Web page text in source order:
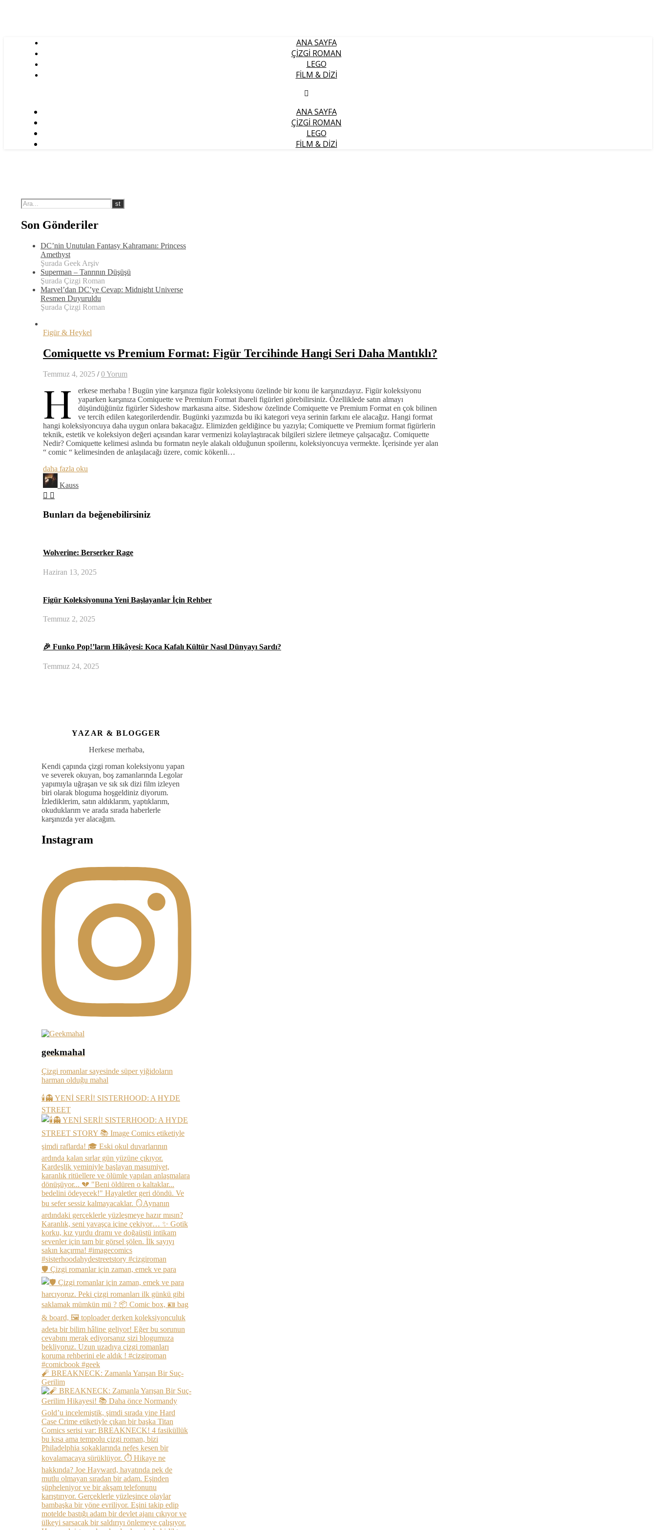
ANA SAYFA
ÇIZGI ROMAN
LEGO
FILM & DIZI
ANA SAYFA
ÇIZGI ROMAN
LEGO
FILM & DIZI
Son Gönderiler
DC’nin Unutulan Fantasy Kahramanı: Princess
Amethyst
Şurada Geek Arşiv
Superman – Tanrının Düşüşü
Şurada Çizgi Roman
Marvel’dan DC’ye Cevap: Midnight Universe
Resmen Duyuruldu
Şurada Çizgi Roman
Figür & Heykel
Comiquette vs Premium Format: Figür Tercihinde Hangi Seri Daha Mantıklı?
Temmuz 4, 2025 / 0 Yorum
H
erkese merhaba ! Bugün yine karşınıza figür koleksiyonu özelinde bir konu ile karşınızdayız. Figür koleksiyonu
yaparken karşınıza Comiquette ve Premium Format ibareli figürleri görebilirsiniz. Özelliklede satın almayı
düşündüğünüz figürler Sideshow markasına aitse. Sideshow özelinde Comiquette ve Premium Format en çok bilinen
ve tercih edilen kategorilerdendir. Bugünki yazımızda bu iki kategori veya serinin farkını ele alacağız. Hangi format
hangi koleksiyoncuya daha uygun onlara bakacağız. Elimizden geldiğince bu yazıyla; Comiquette ve Premium format figürlerin
teknik, estetik ve koleksiyon değeri açısından karar vermenizi kolaylaştıracak bilgileri sizlere iletmeye çalışacağız. Comiquette
Nedir? Comiquette kelimesi aslında bu formatın neyle alakalı olduğunun spoilerını, koleksiyoncuya vermekte. İçerisinde yer alan
“ comic “ kelimesinden de anlaşılacağı üzere, comic kökenli…
daha fazla oku
Kauss
Bunları da beğenebilirsiniz
Wolverine: Berserker Rage
Haziran 13, 2025
Figür Koleksiyonuna Yeni Başlayanlar İçin Rehber
Temmuz 2, 2025
🎉 Funko Pop!’ların Hikâyesi: Koca Kafalı Kültür Nasıl Dünyayı Sardı?
Temmuz 24, 2025
YAZAR & BLOGGER
Herkese merhaba,
Kendi çapında çizgi roman koleksiyonu yapan
ve severek okuyan, boş zamanlarında Legolar
yapımıyla uğraşan ve sık sık dizi film izleyen
biri olarak bloguma hoşgeldiniz diyorum.
İzlediklerim, satın aldıklarım, yaptıklarım,
okuduklarım ve arada sırada haberlerle
karşınızda yer alacağım.
Instagram
geekmahal
Çizgi romanlar sayesinde süper yiğidoların
harman olduğu mahal
🕯️👻 YENİ SERİ! SISTERHOOD: A HYDE
STREET
🛡️ Çizgi romanlar için zaman, emek ve para
🧨 BREAKNECK: Zamanla Yarışan Bir Suç-
Gerilim